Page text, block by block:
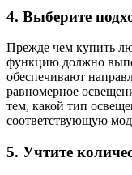
4. Выберите
Прежде чем купить
функцию должно
обеспечивают
равномерное
тем, какой тип
соответствующую
5. Учтите